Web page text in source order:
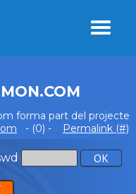
forma part del projecte
- (0) - Permalink (#)